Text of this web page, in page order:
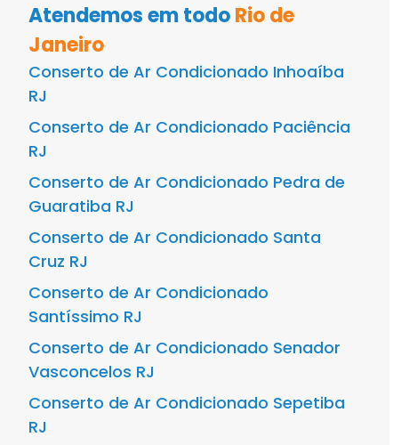
Atendemos em todoRio de
Janeiro
Conserto de Ar Condicionado Inhoaíba
RJ
Conserto de Ar Condicionado Paciência
RJ
Conserto de Ar Condicionado Pedra de
Guaratiba RJ
Conserto de Ar Condicionado Santa
Cruz RJ
Conserto de Ar Condicionado
Santíssimo RJ
Conserto de Ar Condicionado Senador
Vasconcelos RJ
Conserto de Ar Condicionado Sepetiba
RJ